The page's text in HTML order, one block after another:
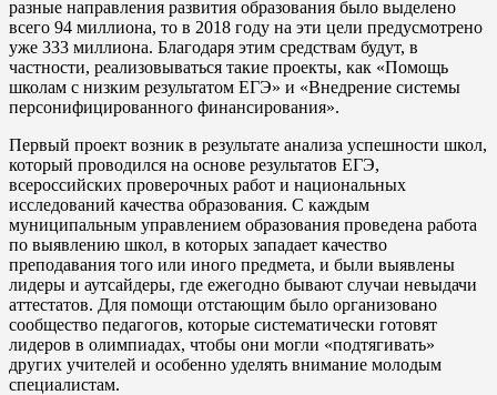
разные направления развития образования было выделено
всего 94 миллиона, то в 2018 году на эти цели предусмотрено
уже 333 миллиона. Благодаря этим средствам будут, в
частности, реализовываться такие проекты, как «Помощь
школам с низким результатом ЕГЭ» и «Внедрение системы
персонифицированного финансирования».
Первый проект возник в результате анализа успешности школ,
который проводился на основе результатов ЕГЭ,
всероссийских проверочных работ и национальных
исследований качества образования. С каждым
муниципальным управлением образования проведена работа
по выявлению школ, в которых западает качество
преподавания того или иного предмета, и были выявлены
лидеры и аутсайдеры, где ежегодно бывают случаи невыдачи
аттестатов. Для помощи отстающим было организовано
сообщество педагогов, которые систематически готовят
лидеров в олимпиадах, чтобы они могли «подтягивать»
других учителей и особенно уделять внимание молодым
специалистам.